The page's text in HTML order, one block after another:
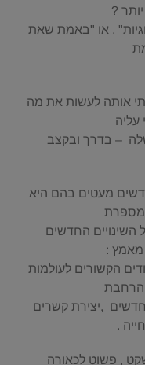
?
. או "באמת שאת
אותה לעשות את מה
עליה
– בדרך ובקצב
מעטים בהם היא
מספרת
החדשים
מאמץ :
הקשורים לעולמות
,יצירת קשרים
.
, פשוט לכאורה